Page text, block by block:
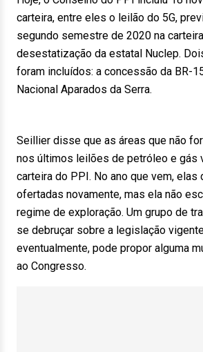
carteira, entre eles o leilão do 5G,
segundo semestre de 2020 na
desestatização da estatal Nuclep.
foram incluídos: a concessão da BR-
Nacional Aparados da Serra.
Seillier disse que as áreas que não
nos últimos leilões de petróleo e gás
carteira do PPI. No ano que vem, elas
ofertadas novamente, mas ela não
regime de exploração. Um grupo de
se debruçar sobre a legislação
eventualmente, pode propor alguma
ao Congresso.